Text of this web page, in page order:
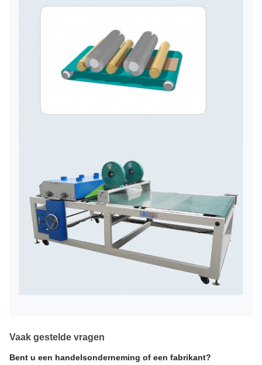
Vaak gestelde vragen
Bent u een handelsonderneming of een fabrikant?